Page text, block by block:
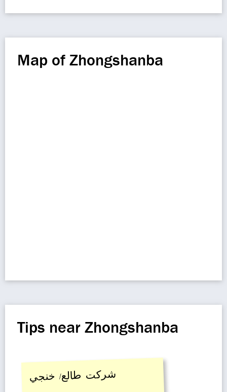
Map of Zhongshanba
Tips near Zhongshanba
شركت طالع/ خنجي